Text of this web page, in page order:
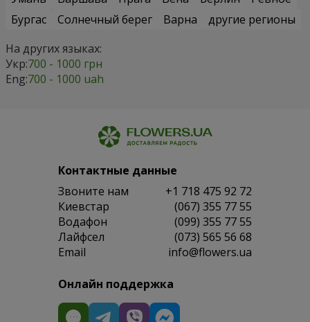
Бургас
Солнечный берег Варна
другие регионы
На других языках:
Укр:700 - 1000 грн
Eng:700 - 1000 uah
Контактные данные
Звоните нам
+1 718 475 92 72
Киевстар
(067) 355 77 55
Водафон
(099) 355 77 55
Лайфсел
(073) 565 56 68
Email
info@flowers.ua
Онлайн поддержка